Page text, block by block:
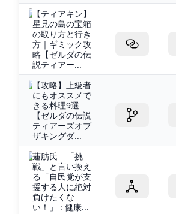
【ティアキン】
星見の島の宝箱
の取り方と行き
方｜ギミック攻
略【ゼルダの伝
説ティアー...
【攻略】上級者
にもオススメで
きる料理9選
【ゼルダの伝説
ティアーズオブ
ザキングダ...
蓮舫氏 「挑
戦」と言い換え
る「自民党が支
援する人に絶対
負けたくな
い！」 : 健康...